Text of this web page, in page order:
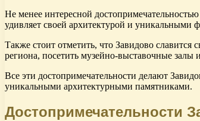
Не менее интересной достопримечательностью
удивляет своей архитектурой и уникальными
Также стоит отметить, что Завидово
региона, посетить музейно-выставочные залы
Все эти достопримечательности делают
уникальными архитектурными памятниками.
Достопримечательности